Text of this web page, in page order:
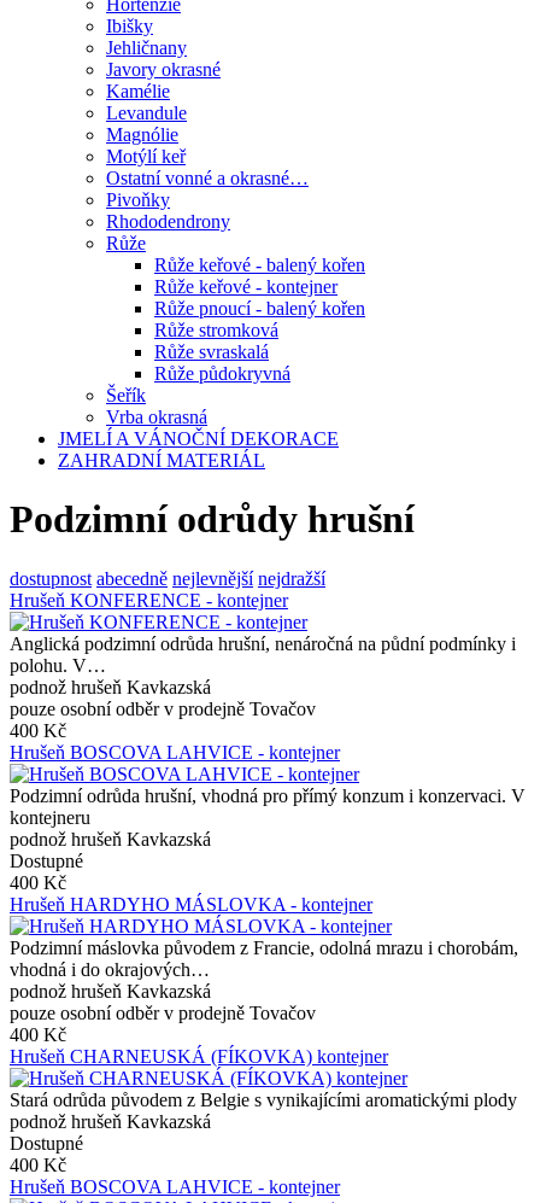
Hortenzie
Ibišky
Jehličnany
Javory okrasné
Kamélie
Levandule
Magnólie
Motýlí keř
Ostatní vonné a okrasné…
Pivoňky
Rhododendrony
Růže
Růže keřové - balený kořen
Růže keřové - kontejner
Růže pnoucí - balený kořen
Růže stromková
Růže svraskalá
Růže půdokryvná
Šeřík
Vrba okrasná
JMELÍ A VÁNOČNÍ DEKORACE
ZAHRADNÍ MATERIÁL
Podzimní odrůdy hrušní
dostupnost abecedně nejlevnější nejdražší
Hrušeň KONFERENCE - kontejner
Anglická podzimní odrůda hrušní, nenáročná na půdní podmínky i
polohu. V…
podnož hrušeň Kavkazská
pouze osobní odběr v prodejně Tovačov
400 Kč
Hrušeň BOSCOVA LAHVICE - kontejner
Podzimní odrůda hrušní, vhodná pro přímý konzum i konzervaci. V
kontejneru
podnož hrušeň Kavkazská
Dostupné
400 Kč
Hrušeň HARDYHO MÁSLOVKA - kontejner
Podzimní máslovka původem z Francie, odolná mrazu i chorobám,
vhodná i do okrajových…
podnož hrušeň Kavkazská
pouze osobní odběr v prodejně Tovačov
400 Kč
Hrušeň CHARNEUSKÁ (FÍKOVKA) kontejner
Stará odrůda původem z Belgie s vynikajícími aromatickými plody
podnož hrušeň Kavkazská
Dostupné
400 Kč
Hrušeň BOSCOVA LAHVICE - kontejner